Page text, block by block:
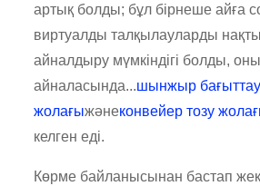
артық болды; бұл бірнеше айға
виртуалды талқылауларды
айналдыру мүмкіндігі болды,
айналасында...шынжыр
жолағыжәнеконвейер тозу
келген еді.
Көрме байланысынан бастап